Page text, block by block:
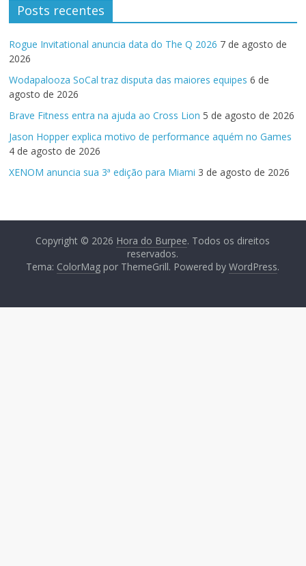
Posts recentes
Rogue Invitational anuncia data do The Q 2026 7 de agosto de
2026
Wodapalooza SoCal traz disputa das maiores equipes 6 de
agosto de 2026
Brave Fitness entra na ajuda ao Cross Lion 5 de agosto de 2026
Jason Hopper explica motivo de performance aquém no Games
4 de agosto de 2026
XENOM anuncia sua 3ª edição para Miami 3 de agosto de 2026
Copyright © 2026 Hora do Burpee. Todos os direitos
reservados.
Tema: ColorMag por ThemeGrill. Powered byWordPress.